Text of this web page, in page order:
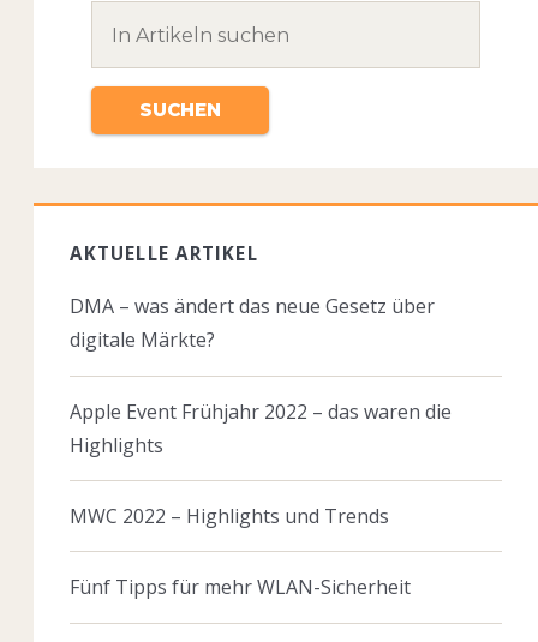
AKTUELLE ARTIKEL
DMA – was ändert das neue Gesetz über
digitale Märkte?
Apple Event Frühjahr 2022 – das waren die
Highlights
MWC 2022 – Highlights und Trends
Fünf Tipps für mehr WLAN-Sicherheit